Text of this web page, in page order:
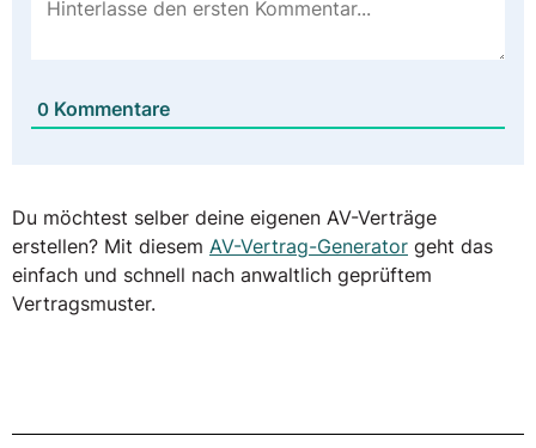
0 Kommentare
Du möchtest selber deine eigenen AV-Verträge
erstellen? Mit diesem AV-Vertrag-Generator geht das
einfach und schnell nach anwaltlich geprüftem
Vertragsmuster.